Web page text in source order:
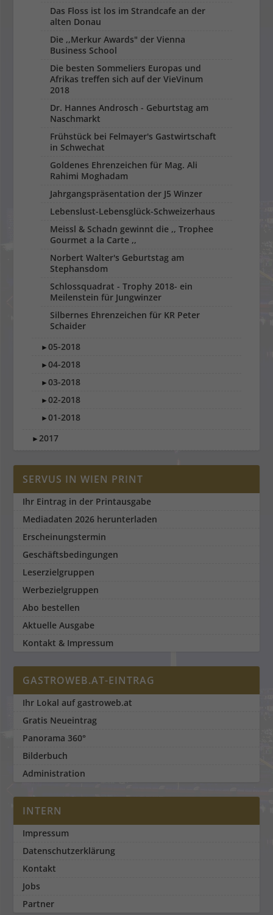
Das Floss ist los im Strandcafe an der
alten Donau
Die ,,Merkur Awards" der Vienna
Business School
Die besten Sommeliers Europas und
Afrikas treffen sich auf der VieVinum
2018
Dr. Hannes Androsch - Geburtstag am
Naschmarkt
Frühstück bei Felmayer's Gastwirtschaft
in Schwechat
Goldenes Ehrenzeichen für Mag. Ali
Rahimi Moghadam
Jahrgangspräsentation der J5 Winzer
Lebenslust-Lebensglück-Schweizerhaus
Meissl & Schadn gewinnt die ,, Trophee
Gourmet a la Carte ,,
Norbert Walter's Geburtstag am
Stephansdom
Schlossquadrat - Trophy 2018- ein
Meilenstein für Jungwinzer
Silbernes Ehrenzeichen für KR Peter
Schaider
►05-2018
►04-2018
►03-2018
►02-2018
►01-2018
►2017
SERVUS IN WIEN PRINT
Ihr Eintrag in der Printausgabe
Mediadaten 2026 herunterladen
Erscheinungstermin
Geschäftsbedingungen
Leserzielgruppen
Werbezielgruppen
Abo bestellen
Aktuelle Ausgabe
Kontakt & Impressum
GASTROWEB.AT-EINTRAG
Ihr Lokal auf gastroweb.at
Gratis Neueintrag
Panorama 360°
Bilderbuch
Administration
INTERN
Impressum
Datenschutzerklärung
Kontakt
Jobs
Partner